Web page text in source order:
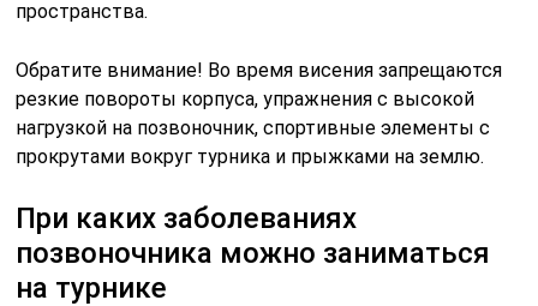
пространства.
Обратите внимание! Во время висения запрещаются
резкие повороты корпуса, упражнения с высокой
нагрузкой на позвоночник, спортивные элементы с
прокрутами вокруг турника и прыжками на землю.
При каких заболеваниях
позвоночника можно заниматься
на турнике